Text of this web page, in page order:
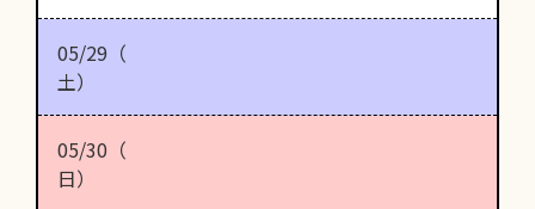
05/29（
土）
05/30（
日）